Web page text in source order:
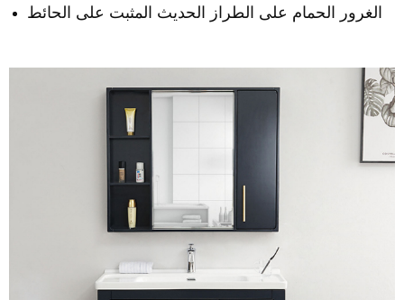
الغرور الحمام على الطراز الحديث المثبت على الحائط